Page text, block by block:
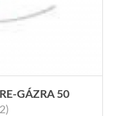
GÁZRA 50